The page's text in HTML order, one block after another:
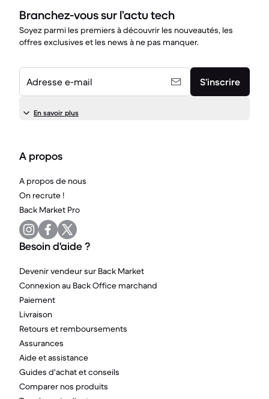
Branchez-vous sur l’actu tech
Soyez parmi les premiers à découvrir les nouveautés, les
offres exclusives et les news à ne pas manquer.
Adresse e-mail S’inscrire
En savoir plus
A propos
A propos de nous
On recrute !
Back Market Pro
Besoin d'aide ?
Devenir vendeur sur Back Market
Connexion au Back Office marchand
Paiement
Livraison
Retours et remboursements
Assurances
Aide et assistance
Guides d'achat et conseils
Comparer nos produits